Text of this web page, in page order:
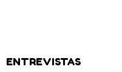
ENTREVISTAS